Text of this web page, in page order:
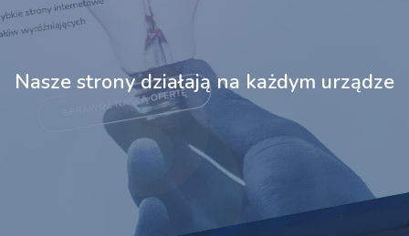
Nasze strony działają na każdym
urządzeniu​